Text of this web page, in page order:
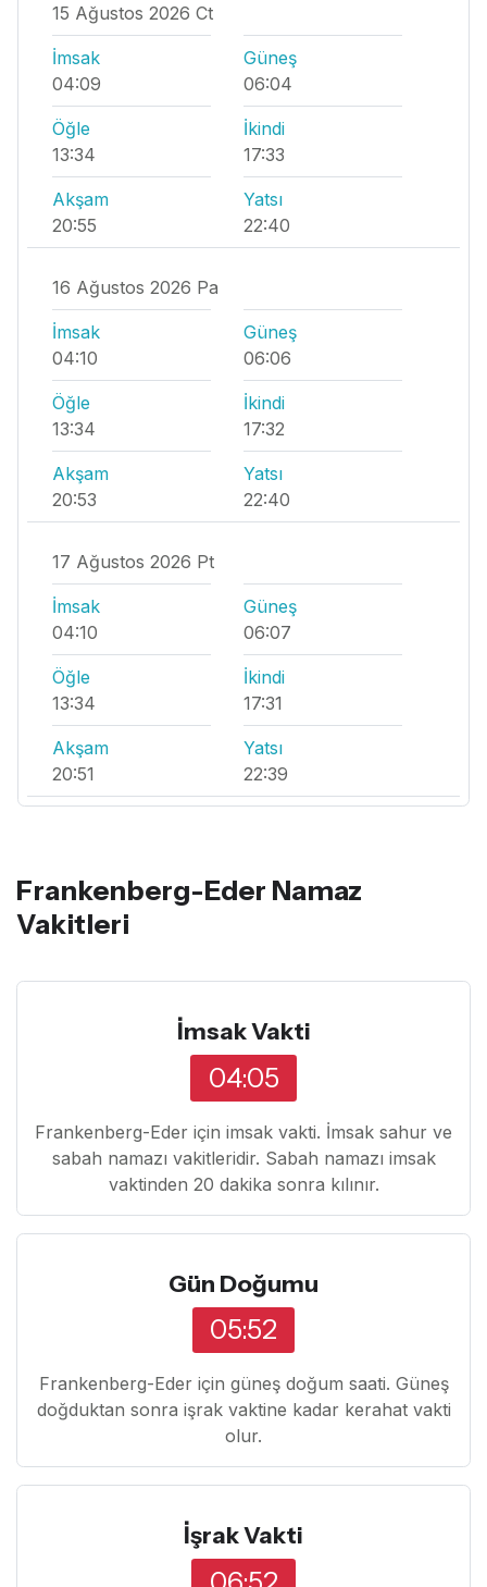
15 Ağustos 2026 Ct
İmsak
04:09
Güneş
06:04
Öğle
13:34
İkindi
17:33
Akşam
20:55
Yatsı
22:40
16 Ağustos 2026 Pa
İmsak
04:10
Güneş
06:06
Öğle
13:34
İkindi
17:32
Akşam
20:53
Yatsı
22:40
17 Ağustos 2026 Pt
İmsak
04:10
Güneş
06:07
Öğle
13:34
İkindi
17:31
Akşam
20:51
Yatsı
22:39
Frankenberg-Eder Namaz
Vakitleri
İmsak Vakti
04:05
Frankenberg-Eder için imsak vakti. İmsak sahur ve
sabah namazı vakitleridir. Sabah namazı imsak
vaktinden 20 dakika sonra kılınır.
Gün Doğumu
05:52
Frankenberg-Eder için güneş doğum saati. Güneş
doğduktan sonra işrak vaktine kadar kerahat vakti
olur.
İşrak Vakti